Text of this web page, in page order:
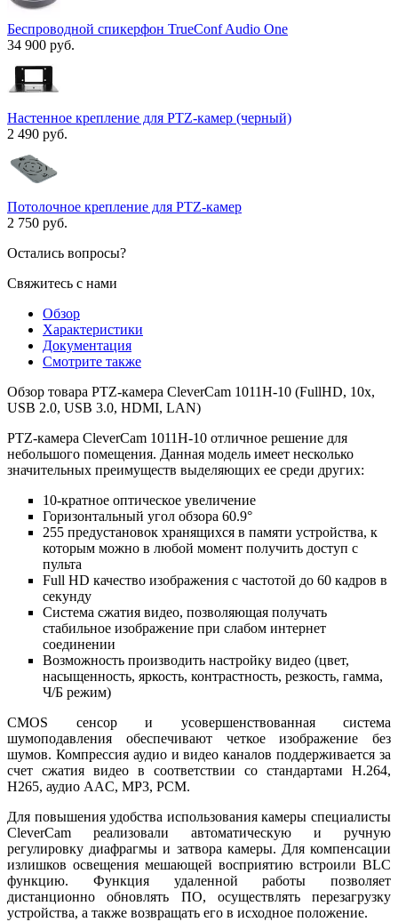
Беспроводной спикерфон TrueConf Audio One
34 900 руб.
Настенное крепление для PTZ-камер (черный)
2 490 руб.
Потолочное крепление для PTZ-камер
2 750 руб.
Остались вопросы?
Свяжитесь с нами
Обзор
Характеристики
Документация
Смотрите также
Обзор товара PTZ-камера CleverCam 1011H-10 (FullHD, 10x,
USB 2.0, USB 3.0, HDMI, LAN)
PTZ-камера CleverCam 1011H-10 отличное решение для
небольшого помещения. Данная модель имеет несколько
значительных преимуществ выделяющих ее среди других:
10-кратное оптическое увеличение
Горизонтальный угол обзора 60.9°
255 предустановок хранящихся в памяти устройства, к
которым можно в любой момент получить доступ с
пульта
Full HD качество изображения с частотой до 60 кадров в
секунду
Система сжатия видео, позволяющая получать
стабильное изображение при слабом интернет
соединении
Возможность производить настройку видео (цвет,
насыщенность, яркость, контрастность, резкость, гамма,
Ч/Б режим)
CMOS сенсор и усовершенствованная система
шумоподавления обеспечивают четкое изображение без
шумов. Компрессия аудио и видео каналов поддерживается за
счет сжатия видео в соответствии со стандартами Н.264,
Н265, аудио AAC, MP3, PCM.
Для повышения удобства использования камеры специалисты
CleverCam реализовали автоматическую и ручную
регулировку диафрагмы и затвора камеры. Для компенсации
излишков освещения мешающей восприятию встроили BLC
функцию. Функция удаленной работы позволяет
дистанционно обновлять ПО, осуществлять перезагрузку
устройства, а также возвращать его в исходное положение.